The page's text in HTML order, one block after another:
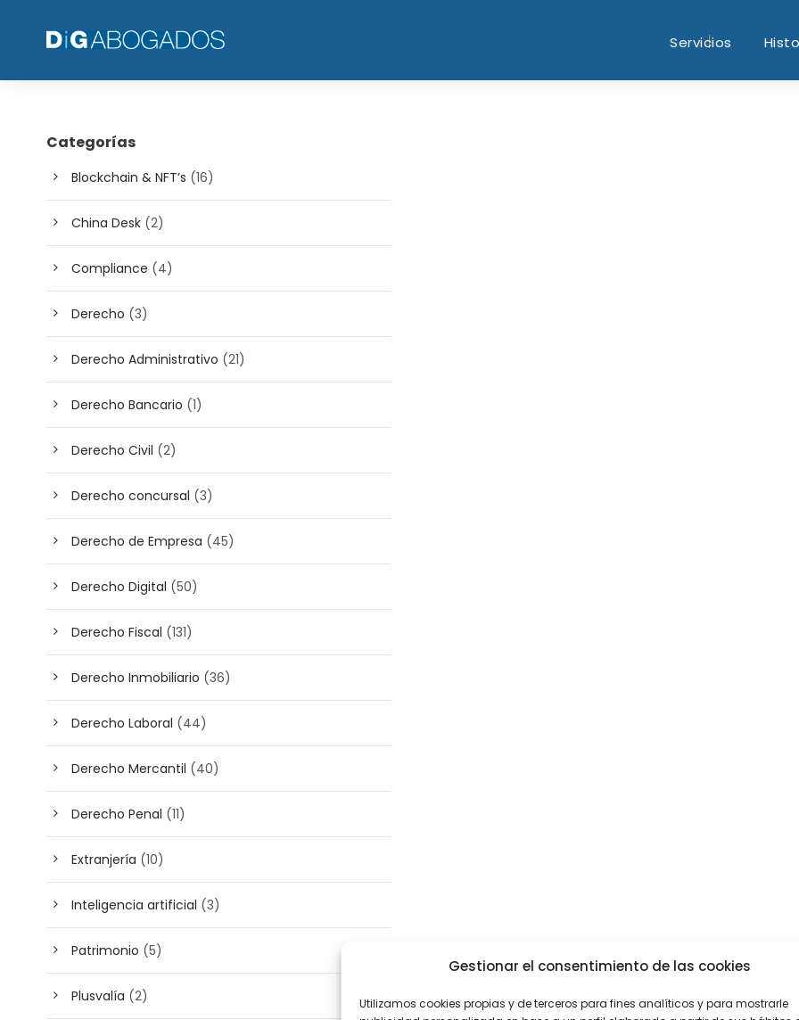
Gestionar el consentimiento de las cookies
Utilizamos cookies propias y de terceros para fines analíticos y para mostrarle
Servicios
Categorías
Blockchain & NFT’s (16)
China Desk (2)
Compliance (4)
Derecho (3)
Derecho Administrativo (21)
Derecho Bancario (1)
Derecho Civil (2)
Derecho concursal (3)
Derecho de Empresa (45)
Derecho Digital (50)
Derecho Fiscal (131)
Derecho Inmobiliario (36)
Derecho Laboral (44)
Derecho Mercantil (40)
Derecho Penal (11)
Extranjería (10)
Inteligencia artificial (3)
Patrimonio (5)
Plusvalía (2)